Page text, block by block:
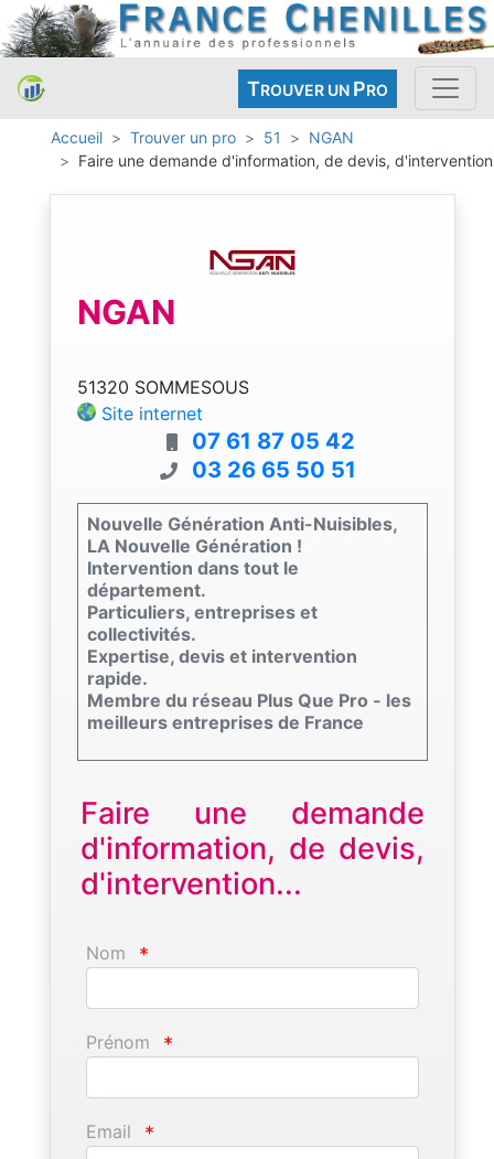
TROUVER UN PRO
Accueil Trouver un pro 51
NGAN
Faire une demande d'information, de devis, d'intervention
NGAN
51320 SOMMESOUS
Site internet
07 61 87 05 42
03 26 65 50 51
Nouvelle Génération Anti-Nuisibles,
LA Nouvelle Génération !
Intervention dans tout le
département.
Particuliers, entreprises et
collectivités.
Expertise, devis et intervention
rapide.
Membre du réseau Plus Que Pro - les
meilleurs entreprises de France
Faire une demande
d'information, de devis,
d'intervention...
Nom *
Prénom *
Email *